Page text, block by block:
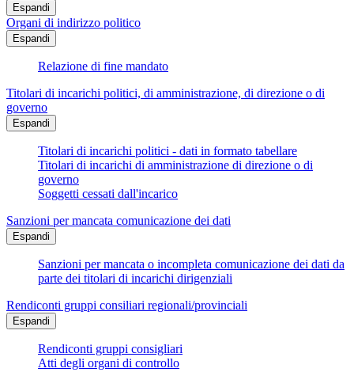
Espandi
Organi di indirizzo politico
Espandi
Relazione di fine mandato
Titolari di incarichi politici, di amministrazione, di direzione o di
governo
Espandi
Titolari di incarichi politici - dati in formato tabellare
Titolari di incarichi di amministrazione di direzione o di
governo
Soggetti cessati dall'incarico
Sanzioni per mancata comunicazione dei dati
Espandi
Sanzioni per mancata o incompleta comunicazione dei dati da
parte dei titolari di incarichi dirigenziali
Rendiconti gruppi consiliari regionali/provinciali
Espandi
Rendiconti gruppi consigliari
Atti degli organi di controllo